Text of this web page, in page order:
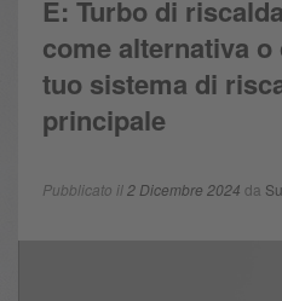
E: Turbo di
come alternativa
tuo sistema di
principale
Pubblicato il2 Dicembre 2024 da